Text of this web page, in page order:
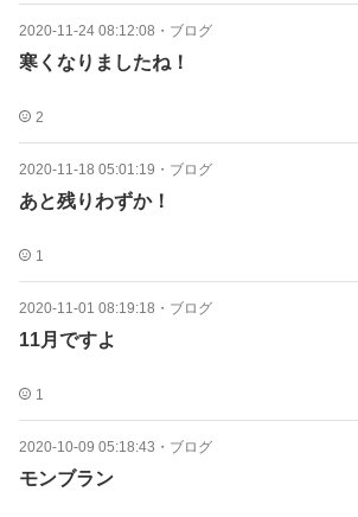
2020-11-24 08:12:08 ・ ブログ
寒くなりましたね！
2
2020-11-18 05:01:19 ・ ブログ
あと残りわずか！
1
2020-11-01 08:19:18 ・ ブログ
11月ですよ
1
2020-10-09 05:18:43 ・ ブログ
モンブラン